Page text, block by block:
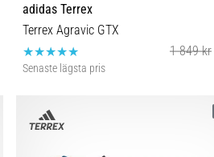
adidas Terrex
Terrex Agravic GTX
1 849 kr
Senaste lägsta pris